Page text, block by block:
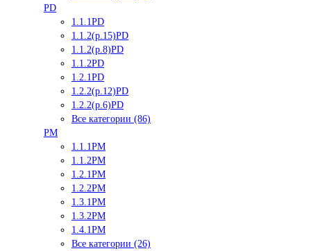
PD
1.1.1PD
1.1.2(р.15)PD
1.1.2(р.8)PD
1.1.2PD
1.2.1PD
1.2.2(р.12)PD
1.2.2(р.6)PD
Все категории (86)
PM
1.1.1PM
1.1.2PM
1.2.1PM
1.2.2PM
1.3.1PM
1.3.2PM
1.4.1PM
Все категории (26)